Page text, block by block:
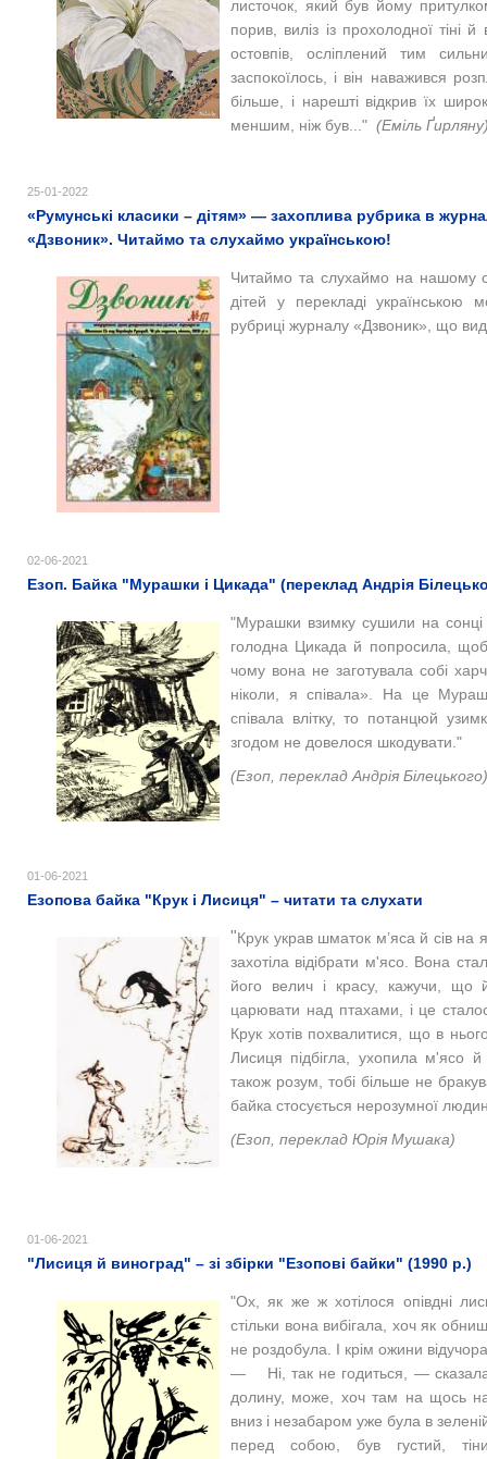
листочок, який був йому
порив, виліз із прохолодної тіні
остовпів, осліплений тим
заспокоїлось, і він наважився
більше, і нарешті відкрив їх
меншим, ніж був..." (Еміль
25-01-2022
«Румунські класики – дітям» — захоплива рубрика в
«Дзвоник». Читаймо та слухаймо українською!
Читаймо та слухаймо на нашому
дітей у перекладі українською
рубриці журналу «Дзвоник», що
02-06-2021
Езоп. Байка "Мурашки і Цикада" (переклад Андрія
"Мурашки взимку сушили на сонці
голодна Цикада й попросила, щоб
чому вона не заготувала собі
ніколи, я співала». На це
співала влітку, то потанцюй
згодом не довелося шкодувати."
(Езоп, переклад Андрія Білецького)
01-06-2021
Езопова байка "Крук і Лисиця" – читати та слухати
"Крук украв шматок м’‎яса й сів
захотіла відібрати м'ясо. Вона
його велич і красу, кажучи, що
царювати над птахами, і це
Крук хотів похвалитися, що в
Лисиця підбігла, ухопила м'ясо
також розум, тобі більше не
байка стосується нерозумної
(Езоп, переклад Юрія Мушака)
01-06-2021
"Лисиця й виноград" – зі збірки "Езопові байки" (1990 р.)
"Ох, як же ж хотілося опівдні
стільки вона вибігала, хоч як
не роздобула. І крім ожини
— Ні, так не годиться, —
долину, може, хоч там на щось
вниз і незабаром уже була в
перед собою, був густий,